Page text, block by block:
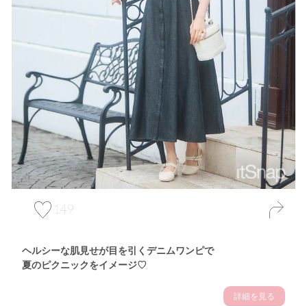
149
ヘルシーな肌見せが目を引くデニムワンピで
夏のピクニックをイメージ♡
詳細を見る